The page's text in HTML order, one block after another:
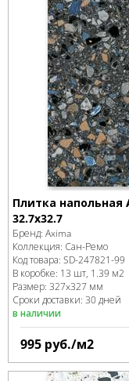
Плитка напольная
32.7x32.7
Бренд: Axima
Коллекция: Сан-Ремо
Код товара: SD-247821-99
В коробке: 13 шт, 1.39 м2
Размер: 327x327 мм
Сроки доставки: 30 дней
в наличии
995 руб./м2